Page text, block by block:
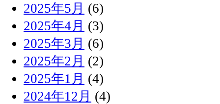
2025年5月 (6)
2025年4月 (3)
2025年3月 (6)
2025年2月 (2)
2025年1月 (4)
2024年12月 (4)